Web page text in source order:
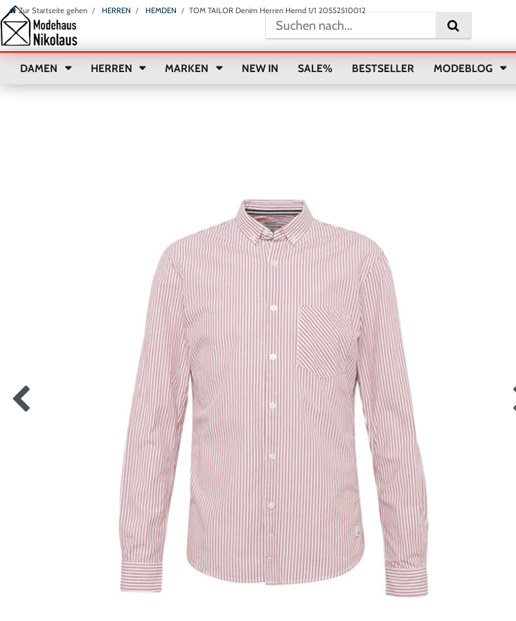
Zur Startseite gehen HERREN HEMDEN TOM TAILOR Denim Herren Hemd 1/1 20552510012
DAMEN HERREN MARKEN NEW IN SALE% BESTSELLER MODEBLOG